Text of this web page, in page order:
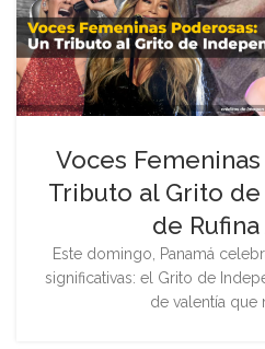
Voces
Tributo al Grito
de
Este domingo, Panamá
significativas: el Grito de
de valentía que